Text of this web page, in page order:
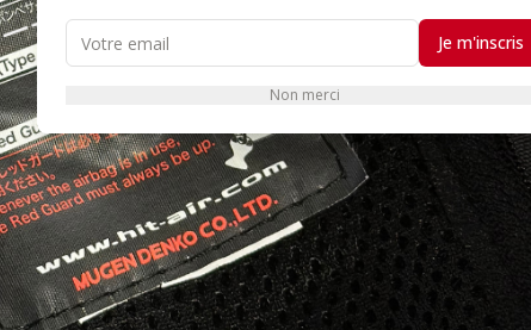
Je m'inscris
Non merci